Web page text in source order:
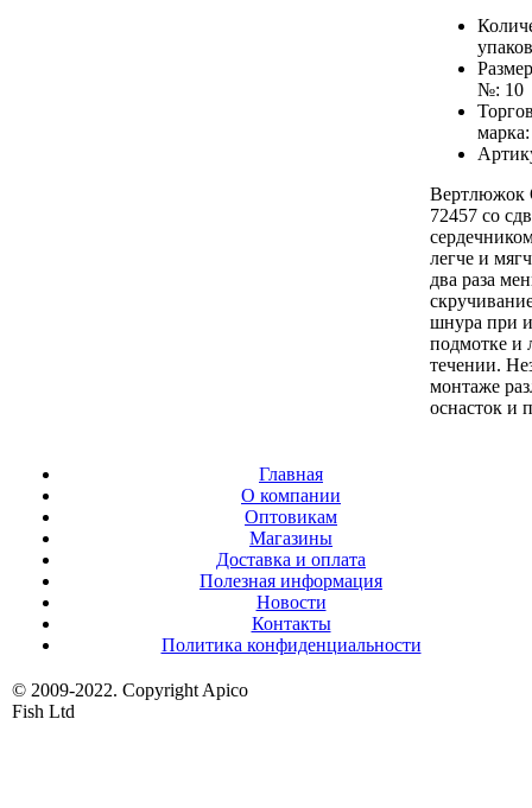
№: 10
Вертлюжок
72457 со
легче и
два раза
шнура при
подмотке и
течении.
монтаже
оснасток и
Главная
О компании
Оптовикам
Магазины
Доставка и оплата
Полезная информация
Новости
Контакты
Политика конфиденциальности
© 2009-2022. Copyright Apico
Fish Ltd